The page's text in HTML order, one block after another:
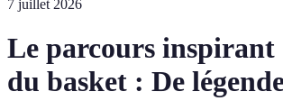
7 juillet 2026
Le parcours inspirant
du basket : De